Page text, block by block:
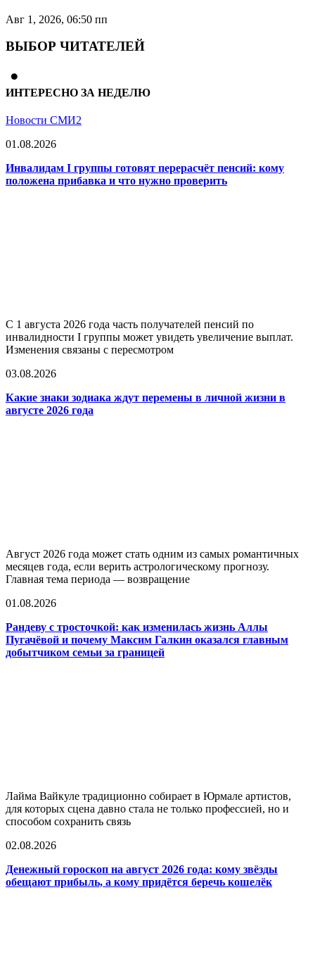
Авг 1, 2026, 06:50 пп
ВЫБОР ЧИТАТЕЛЕЙ
ИНТЕРЕСНО ЗА НЕДЕЛЮ
Новости СМИ2
01.08.2026
Инвалидам I группы готовят перерасчёт пенсий: кому
положена прибавка и что нужно проверить
С 1 августа 2026 года часть получателей пенсий по
инвалидности I группы может увидеть увеличение выплат.
Изменения связаны с пересмотром
03.08.2026
Какие знаки зодиака ждут перемены в личной жизни в
августе 2026 года
Август 2026 года может стать одним из самых романтичных
месяцев года, если верить астрологическому прогнозу.
Главная тема периода — возвращение
01.08.2026
Рандеву с тросточкой: как изменилась жизнь Аллы
Пугачёвой и почему Максим Галкин оказался главным
добытчиком семьи за границей
Лайма Вайкуле традиционно собирает в Юрмале артистов,
для которых сцена давно стала не только профессией, но и
способом сохранить связь
02.08.2026
Денежный гороскоп на август 2026 года: кому звёзды
обещают прибыль, а кому придётся беречь кошелёк